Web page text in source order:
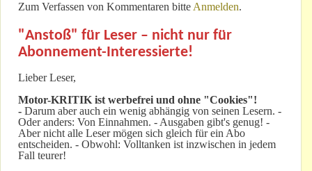
Zum Verfassen von Kommentaren bitte Anmelden.
"Anstoß" für Leser – nicht nur für
Abonnement-Interessierte!
Lieber Leser,
Motor-KRITIK ist werbefrei und ohne "Cookies"!
- Darum aber auch ein wenig abhängig von seinen Lesern. -
Oder anders: Von Einnahmen. - Ausgaben gibt's genug! -
Aber nicht alle Leser mögen sich gleich für ein Abo
entscheiden. - Obwohl: Volltanken ist inzwischen in jedem
Fall teurer!